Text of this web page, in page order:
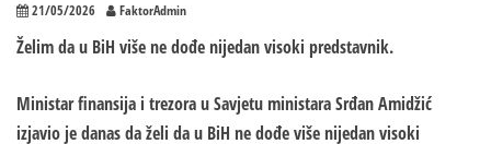
21/05/2026 FaktorAdmin
Želim da u BiH više ne dođe nijedan visoki predstavnik.
Ministar finansija i trezora u Savjetu ministara Srđan Amidžić
izjavio je danas da želi da u BiH ne dođe više nijedan visoki